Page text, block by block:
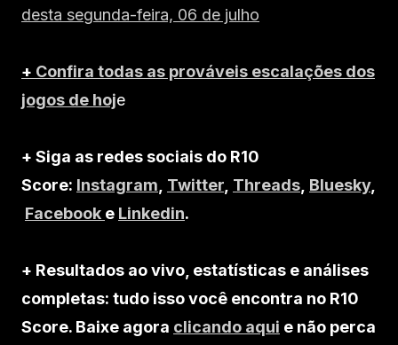
desta segunda-feira, 06 de julho
+ Confira todas as prováveis escalações dos
jogos de hoje
+ Siga as redes sociais do R10
Score: Instagram Twitter Threads Bluesky,
Facebook e Linkedin.
+ Resultados ao vivo, estatísticas e análises
completas: tudo isso você encontra no R10
Score. Baixe agora clicando aqui e não perca